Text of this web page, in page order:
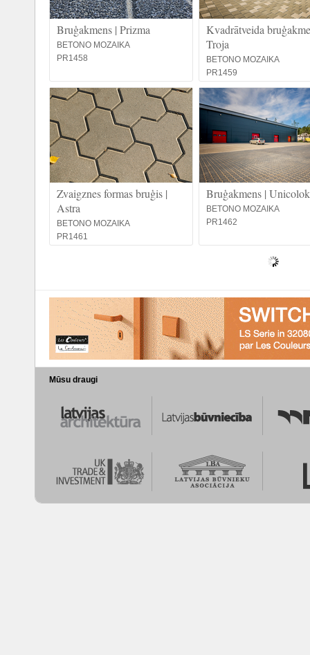
Bruģakmens | Prizma
BETONO MOZAIKA
PR1458
Kvadrātveida
Troja
BETONO MOZAIKA
PR1459
Zvaigznes formas bruģis |
Astra
BETONO MOZAIKA
PR1461
Bruģakmens | Unicolok
BETONO MOZAIKA
PR1462
Mūsu draugi